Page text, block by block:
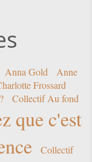
Anna Gold
Anne
Frossard
Collectif Au fond
que c'est
Collectif